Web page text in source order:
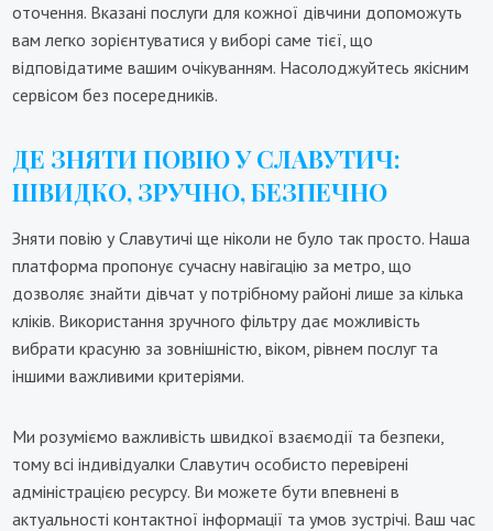
оточення. Вказані послуги для кожної дівчини допоможуть
вам легко зорієнтуватися у виборі саме тієї, що
відповідатиме вашим очікуванням. Насолоджуйтесь якісним
сервісом без посередників.
ДЕ ЗНЯТИ ПОВІЮ У СЛАВУТИЧ:
ШВИДКО, ЗРУЧНО, БЕЗПЕЧНО
Зняти повію у Славутичі ще ніколи не було так просто. Наша
платформа пропонує сучасну навігацію за метро, що
дозволяє знайти дівчат у потрібному районі лише за кілька
кліків. Використання зручного фільтру дає можливість
вибрати красуню за зовнішністю, віком, рівнем послуг та
іншими важливими критеріями.
Ми розуміємо важливість швидкої взаємодії та безпеки,
тому всі індивідуалки Славутич особисто перевірені
адміністрацією ресурсу. Ви можете бути впевнені в
актуальності контактної інформації та умов зустрічі. Ваш час